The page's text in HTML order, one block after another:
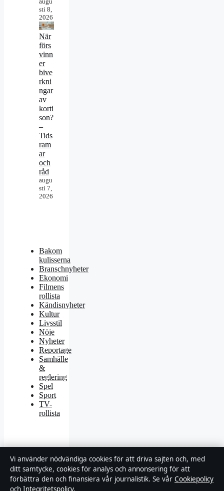
sti 8,
2026
När
förs
vinn
er
bive
rkni
ngar
av
korti
son?
–
Tids
ram
ar
och
råd
augu
sti 7,
2026
Bakom
kulisserna
Branschnyheter
Ekonomi
Filmens
rollista
Kändisnyheter
Kultur
Livsstil
Nöje
Nyheter
Reportage
Samhälle
&
reglering
Spel
Sport
TV-
rollista
© 2026 Industrizon
Vi använder nödvändiga cookies för att driva sajten och, med
ditt samtycke, cookies för analys och annonsering för att
förbättra den och finansiera vår journalistik. Se vår Cookiepolicy
och Integritetspolicy.